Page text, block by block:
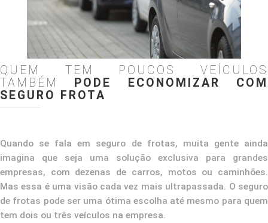
QUEM TEM POUCOS VEÍCULOS
TAMBÉM
PODE ECONOMIZAR COM
SEGURO FROTA
Quando se fala em seguro de frotas, muita gente ainda
imagina que seja uma solução exclusiva para grandes
empresas, com dezenas de carros, motos ou caminhões.
Mas essa é uma visão cada vez mais ultrapassada. O seguro
de frotas pode ser uma ótima escolha até mesmo para quem
tem dois ou três veículos na empresa.